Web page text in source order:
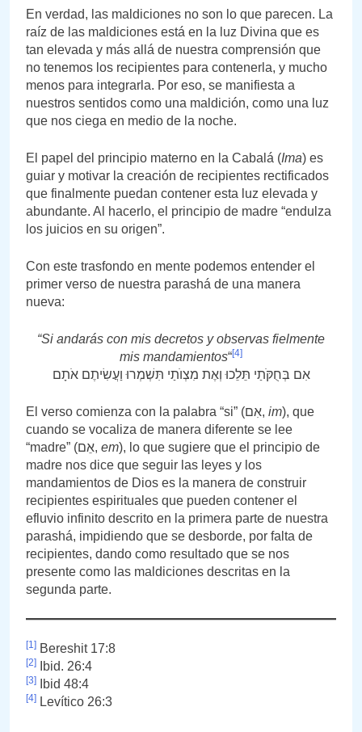
En verdad, las maldiciones no son lo que parecen. La
raíz de las maldiciones está en la luz Divina que es
tan elevada y más allá de nuestra comprensión que
no tenemos los recipientes para contenerla, y mucho
menos para integrarla. Por eso, se manifiesta a
nuestros sentidos como una maldición, como una luz
que nos ciega en medio de la noche.
El papel del principio materno en la Cabalá (Ima) es
guiar y motivar la creación de recipientes rectificados
que finalmente puedan contener esta luz elevada y
abundante. Al hacerlo, el principio de madre “endulza
los juicios en su origen”.
Con este trasfondo en mente podemos entender el
primer verso de nuestra parashá de una manera
nueva:
“Si andarás con mis decretos y observas fielmente
mis mandamientos“[4]
אִם בְּחֻקֹּתַי תֵּלֵכוּ וְאֶת מִצְוֺתַי תִּשְׁמְרוּ וַעֲשִׂיתֶם אֹתָם
El verso comienza con la palabra “si” (אִם, im), que
cuando se vocaliza de manera diferente se lee
“madre” (אֵם, em), lo que sugiere que el principio de
madre nos dice que seguir las leyes y los
mandamientos de Dios es la manera de construir
recipientes espirituales que pueden contener el
efluvio infinito descrito en la primera parte de nuestra
parashá, impidiendo que se desborde, por falta de
recipientes, dando como resultado que se nos
presente como las maldiciones descritas en la
segunda parte.
[1] Bereshit 17:8
[2] Ibid. 26:4
[3] Ibid 48:4
[4] Levítico 26:3